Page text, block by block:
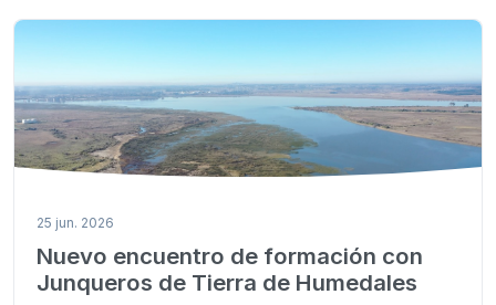
25 jun. 2026
Nuevo encuentro de formación con
Junqueros de Tierra de Humedales